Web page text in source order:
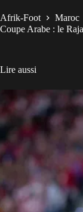
Afrik-Foot
Maroc
Coupe Arabe : le
Lire aussi